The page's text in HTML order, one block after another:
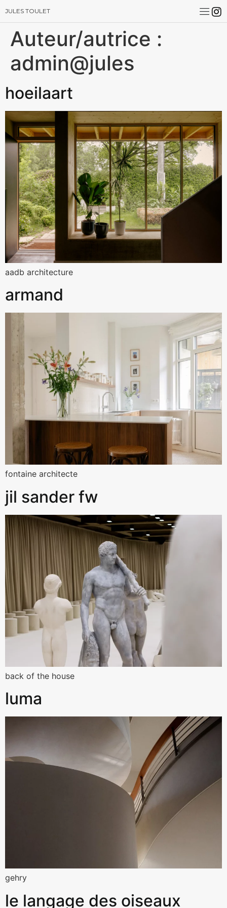
JULES TOULET
Auteur/autrice :
admin@jules
hoeilaart
aadb architecture
armand
fontaine architecte
jil sander fw
back of the house
luma
gehry
le langage des oiseaux